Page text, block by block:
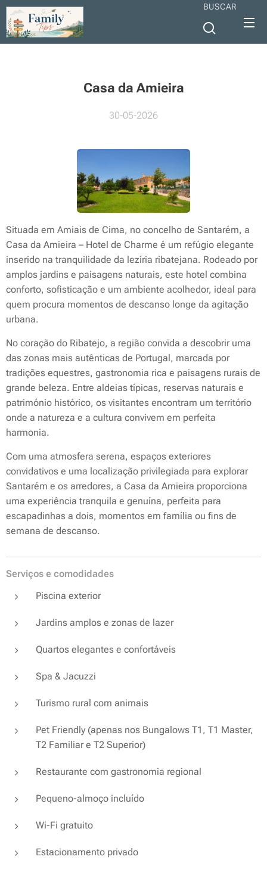
BUSCAR
Casa da Amieira
30-05-2026
Situada em Amiais de Cima, no concelho de Santarém, a
Casa da Amieira – Hotel de Charme é um refúgio elegante
inserido na tranquilidade da lezíria ribatejana. Rodeado por
amplos jardins e paisagens naturais, este hotel combina
conforto, sofisticação e um ambiente acolhedor, ideal para
quem procura momentos de descanso longe da agitação
urbana.
No coração do Ribatejo, a região convida a descobrir uma
das zonas mais autênticas de Portugal, marcada por
tradições equestres, gastronomia rica e paisagens rurais de
grande beleza. Entre aldeias típicas, reservas naturais e
património histórico, os visitantes encontram um território
onde a natureza e a cultura convivem em perfeita
harmonia.
Com uma atmosfera serena, espaços exteriores
convidativos e uma localização privilegiada para explorar
Santarém e os arredores, a Casa da Amieira proporciona
uma experiência tranquila e genuína, perfeita para
escapadinhas a dois, momentos em família ou fins de
semana de descanso.
Serviços e comodidades
Piscina exterior
Jardins amplos e zonas de lazer
Quartos elegantes e confortáveis
Spa & Jacuzzi
Turismo rural com animais
Pet Friendly (apenas nos Bungalows T1, T1 Master,
T2 Familiar e T2 Superior)
Restaurante com gastronomia regional
Pequeno-almoço incluído
Wi-Fi gratuito
Estacionamento privado